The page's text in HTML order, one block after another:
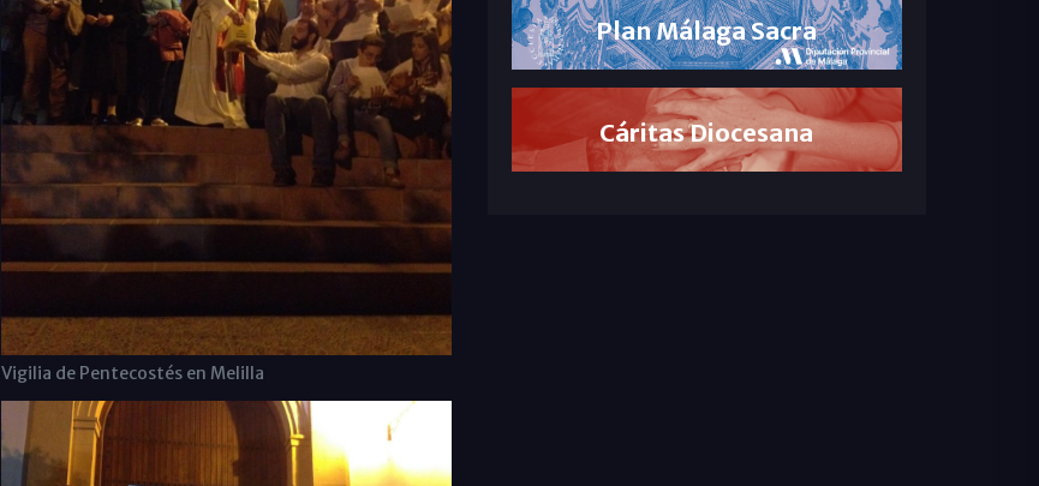
Vigilia de Pentecostés en Melilla
Plan Málaga Sacra
Cáritas Diocesana